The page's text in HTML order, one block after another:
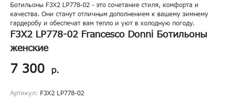
Ботильоны F3X2 LP778-02 - это сочетание стиля, комфорта и
качества. Они станут отличным дополнением к вашему зимнему
гардеробу и обеспечат вам тепло и уют в холодную погоду.
F3X2 LP778-02 Francesco Donni Ботильоны
женские
7 300 р.
Артикул: F3X2 LP778-02